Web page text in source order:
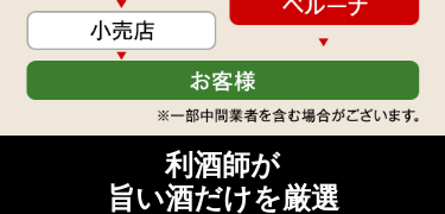
利酒師が
旨い酒だけを厳選